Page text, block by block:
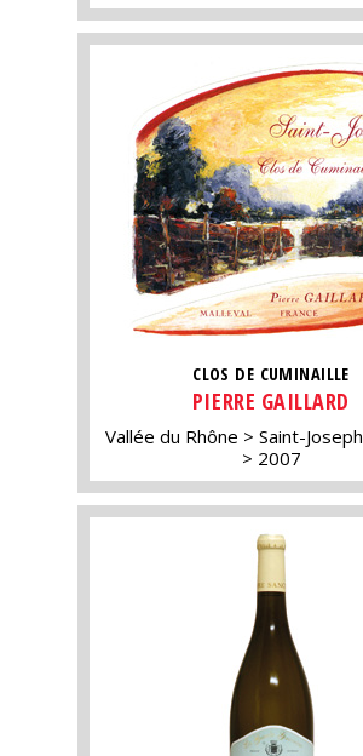
CLOS DE CUMINAILLE
PIERRE GAILLARD
Vallée du Rhône Saint-Joseph
2007